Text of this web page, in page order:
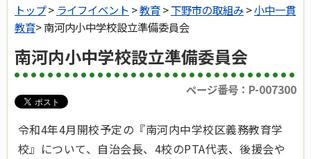
トップ> ライフイベント >教育>下野市の取組み>小中一貫
教育> 南河内小中学校設立準備委員会
南河内小中学校設立準備委員会
ページ番号：P-007300
令和4年4月開校予定の『南河内中学校区義務教育学
校』について、自治会長、4校のPTA代表、後援会や